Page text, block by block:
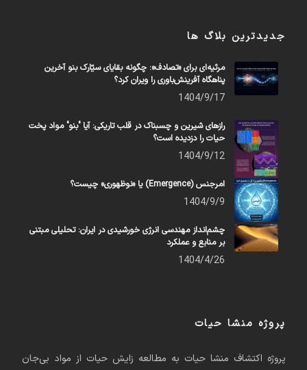
جدیدترین بلاگ ها
مرثیه‌ای برای «تصادف»: چگونه بقایای سیّارک بنو آخرین
پناهگاه آفرینش‌باوری را ویران کرد؟
1404/9/17
رازهای شیرین و چسبناک در قلب تاریکی: آیا "بنو" مواد پخت
حیات را دزدیده است؟
1404/9/12
امرجنس (Emergence) یا «نوظهوری» چیست؟
1404/9/9
چشم‌انداز مهندسی انرژی خورشیدی در ایران: تحلیلی مبتنی
بر منابع و عملکرد
1404/4/26
پروژه منشا حیات
پروژه اکتشاف منشا حیات به مطالعه زایش حیات از مواد بی‌جان